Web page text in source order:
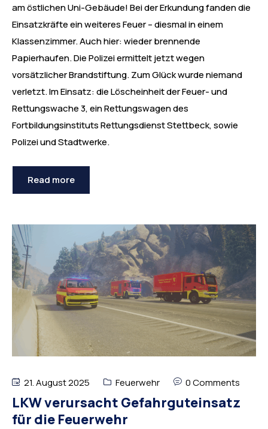
am östlichen Uni-Gebäude! Bei der Erkundung fanden die
Einsatzkräfte ein weiteres Feuer – diesmal in einem
Klassenzimmer. Auch hier: wieder brennende
Papierhaufen. Die Polizei ermittelt jetzt wegen
vorsätzlicher Brandstiftung. Zum Glück wurde niemand
verletzt. Im Einsatz: die Löscheinheit der Feuer- und
Rettungswache 3, ein Rettungswagen des
Fortbildungsinstituts Rettungsdienst Stettbeck, sowie
Polizei und Stadtwerke.
Read more
21. August 2025 Feuerwehr 0 Comments
LKW verursacht Gefahrguteinsatz
für die Feuerwehr